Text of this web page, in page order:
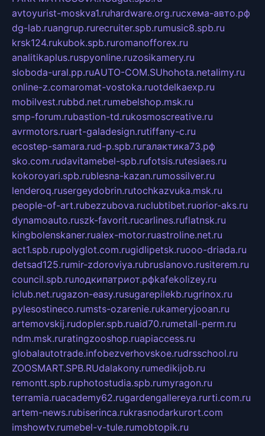
avtoyurist-moskva1.ruhardware.org.ruсхема-авто.рф
dg-lab.ruangrup.rurecruiter.spb.rumusic8.spb.ru
krsk124.rukubok.spb.ruromanofforex.ru
analitikaplus.ruspyonline.ruzosikamery.ru
sloboda-ural.pp.ruAUTO-COM.SUhohota.netalimy.ru
online-z.comaromat-vostoka.ruotdelkaexp.ru
mobilvest.rubbd.net.rumebelshop.msk.ru
smp-forum.rubastion-td.rukosmoscreative.ru
avrmotors.ruart-galadesign.rutiffany-c.ru
ecostep-samara.rud-p.spb.ruгалактика73.рф
sko.com.rudavitamebel-spb.rufotsis.rutesiaes.ru
kokoroyari.spb.rublesna-kazan.rumossilver.ru
lenderoq.rusergeydobrin.rutochkazvuka.msk.ru
people-of-art.rubezzubova.ruclubtibet.ruorior-aks.ru
dynamoauto.ruszk-favorit.rucarlines.ruflatnsk.ru
kingbolenskaner.rualex-motor.ruastroline.net.ru
act1.spb.rupolyglot.com.rugidlipetsk.ruooo-driada.ru
detsad125.rumir-zdoroviya.rubruslanovo.rusiterem.ru
council.spb.ruлодкипатриот.рфkafekolizey.ru
iclub.net.rugazon-easy.rusugarepilekb.rugrinox.ru
pylesostineco.rumsts-ozarenie.rukameryjooan.ru
artemovskij.rudopler.spb.ruaid70.rumetall-perm.ru
ndm.msk.ruratingzooshop.ruapiaccess.ru
globalautotrade.infobezverhovskoe.rudrsschool.ru
ZOOSMART.SPB.RUdalakony.rumedikijob.ru
remontt.spb.ruphotostudia.spb.rumyragon.ru
terramia.ruacademy62.rugardengallereya.rurti.com.ru
artem-news.rubiserinca.rukrasnodarkurort.com
imshowtv.rumebel-v-tule.rumobtopik.ru